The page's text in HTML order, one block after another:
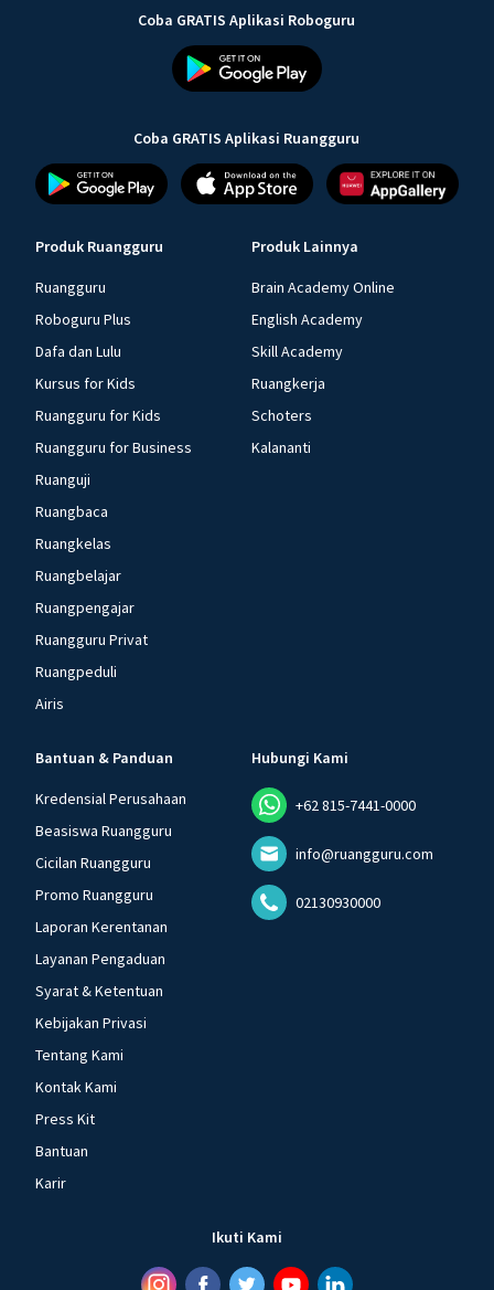
Coba GRATIS Aplikasi Roboguru
Coba GRATIS Aplikasi Ruangguru
Produk Ruangguru
Ruangguru
Roboguru Plus
Dafa dan Lulu
Kursus for Kids
Ruangguru for Kids
Ruangguru for Business
Ruanguji
Ruangbaca
Ruangkelas
Ruangbelajar
Ruangpengajar
Ruangguru Privat
Ruangpeduli
Airis
Produk Lainnya
Brain Academy Online
English Academy
Skill Academy
Ruangkerja
Schoters
Kalananti
Bantuan & Panduan
Kredensial Perusahaan
Beasiswa Ruangguru
Cicilan Ruangguru
Promo Ruangguru
Laporan Kerentanan
Layanan Pengaduan
Syarat & Ketentuan
Kebijakan Privasi
Tentang Kami
Kontak Kami
Press Kit
Bantuan
Karir
Hubungi Kami
+62 815-7441-0000
info@ruangguru.com
02130930000
Ikuti Kami